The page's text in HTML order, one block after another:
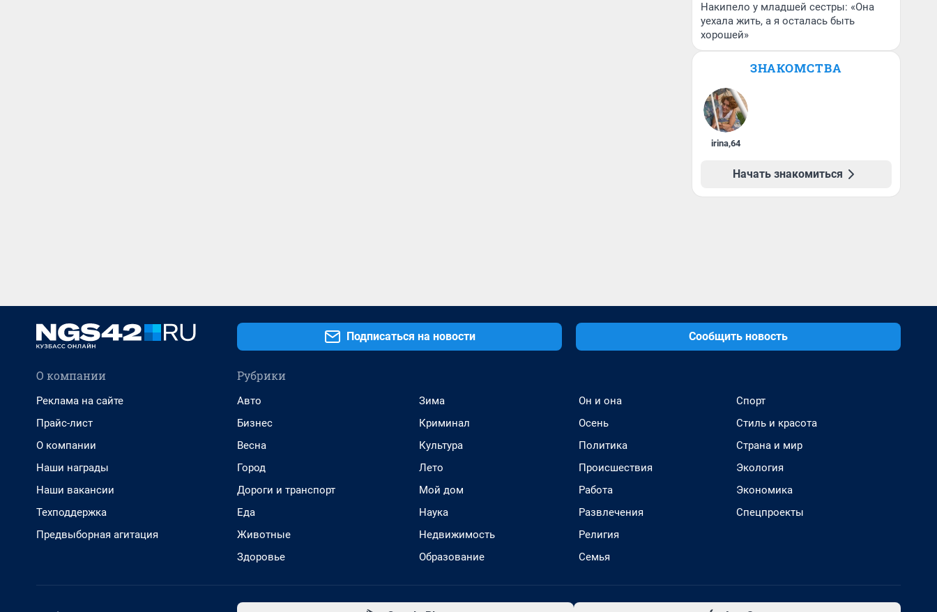
Накипело у младшей сестры: «Она
уехала жить, а я осталась быть
хорошей»
ЗНАКОМСТВА
irina,64
Начать знакомиться
Подписаться на новости Сообщить новость
О компании
Реклама на сайте
Прайс-лист
О компании
Наши награды
Наши вакансии
Техподдержка
Предвыборная агитация
Рубрики
Авто
Бизнес
Весна
Город
Дороги и транспорт
Еда
Животные
Здоровье
Зима
Криминал
Культура
Лето
Мой дом
Наука
Недвижимость
Образование
Он и она
Осень
Политика
Происшествия
Работа
Развлечения
Религия
Семья
Спорт
Стиль и красота
Страна и мир
Экология
Экономика
Спецпроекты